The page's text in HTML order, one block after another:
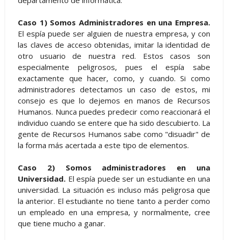
Caso 1) Somos Administradores en una Empresa.
El espía puede ser alguien de nuestra empresa, y con
las claves de acceso obtenidas, imitar la identidad de
otro usuario de nuestra red. Estos casos son
especialmente peligrosos, pues el espía sabe
exactamente que hacer, como, y cuando. Si como
administradores detectamos un caso de estos, mi
consejo es que lo dejemos en manos de Recursos
Humanos. Nunca puedes predecir como reaccionará el
individuo cuando se entere que ha sido descubierto. La
gente de Recursos Humanos sabe como "disuadir" de
la forma más acertada a este tipo de elementos.
Caso 2) Somos administradores en una
Universidad.El espía puede ser un estudiante en una
universidad. La situación es incluso más peligrosa que
la anterior. El estudiante no tiene tanto a perder como
un empleado en una empresa, y normalmente, cree
que tiene mucho a ganar.